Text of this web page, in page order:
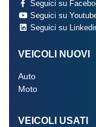
Seguici su
Seguici su
Seguici su
VEICOLI NUOVI
Auto
Moto
VEICOLI USATI